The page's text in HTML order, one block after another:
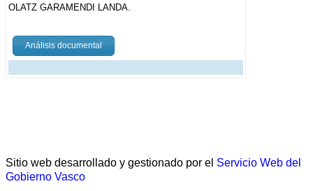
OLATZ GARAMENDI LANDA.
Análisis documental
Sitio web desarrollado y gestionado por el Servicio Web del
Gobierno Vasco